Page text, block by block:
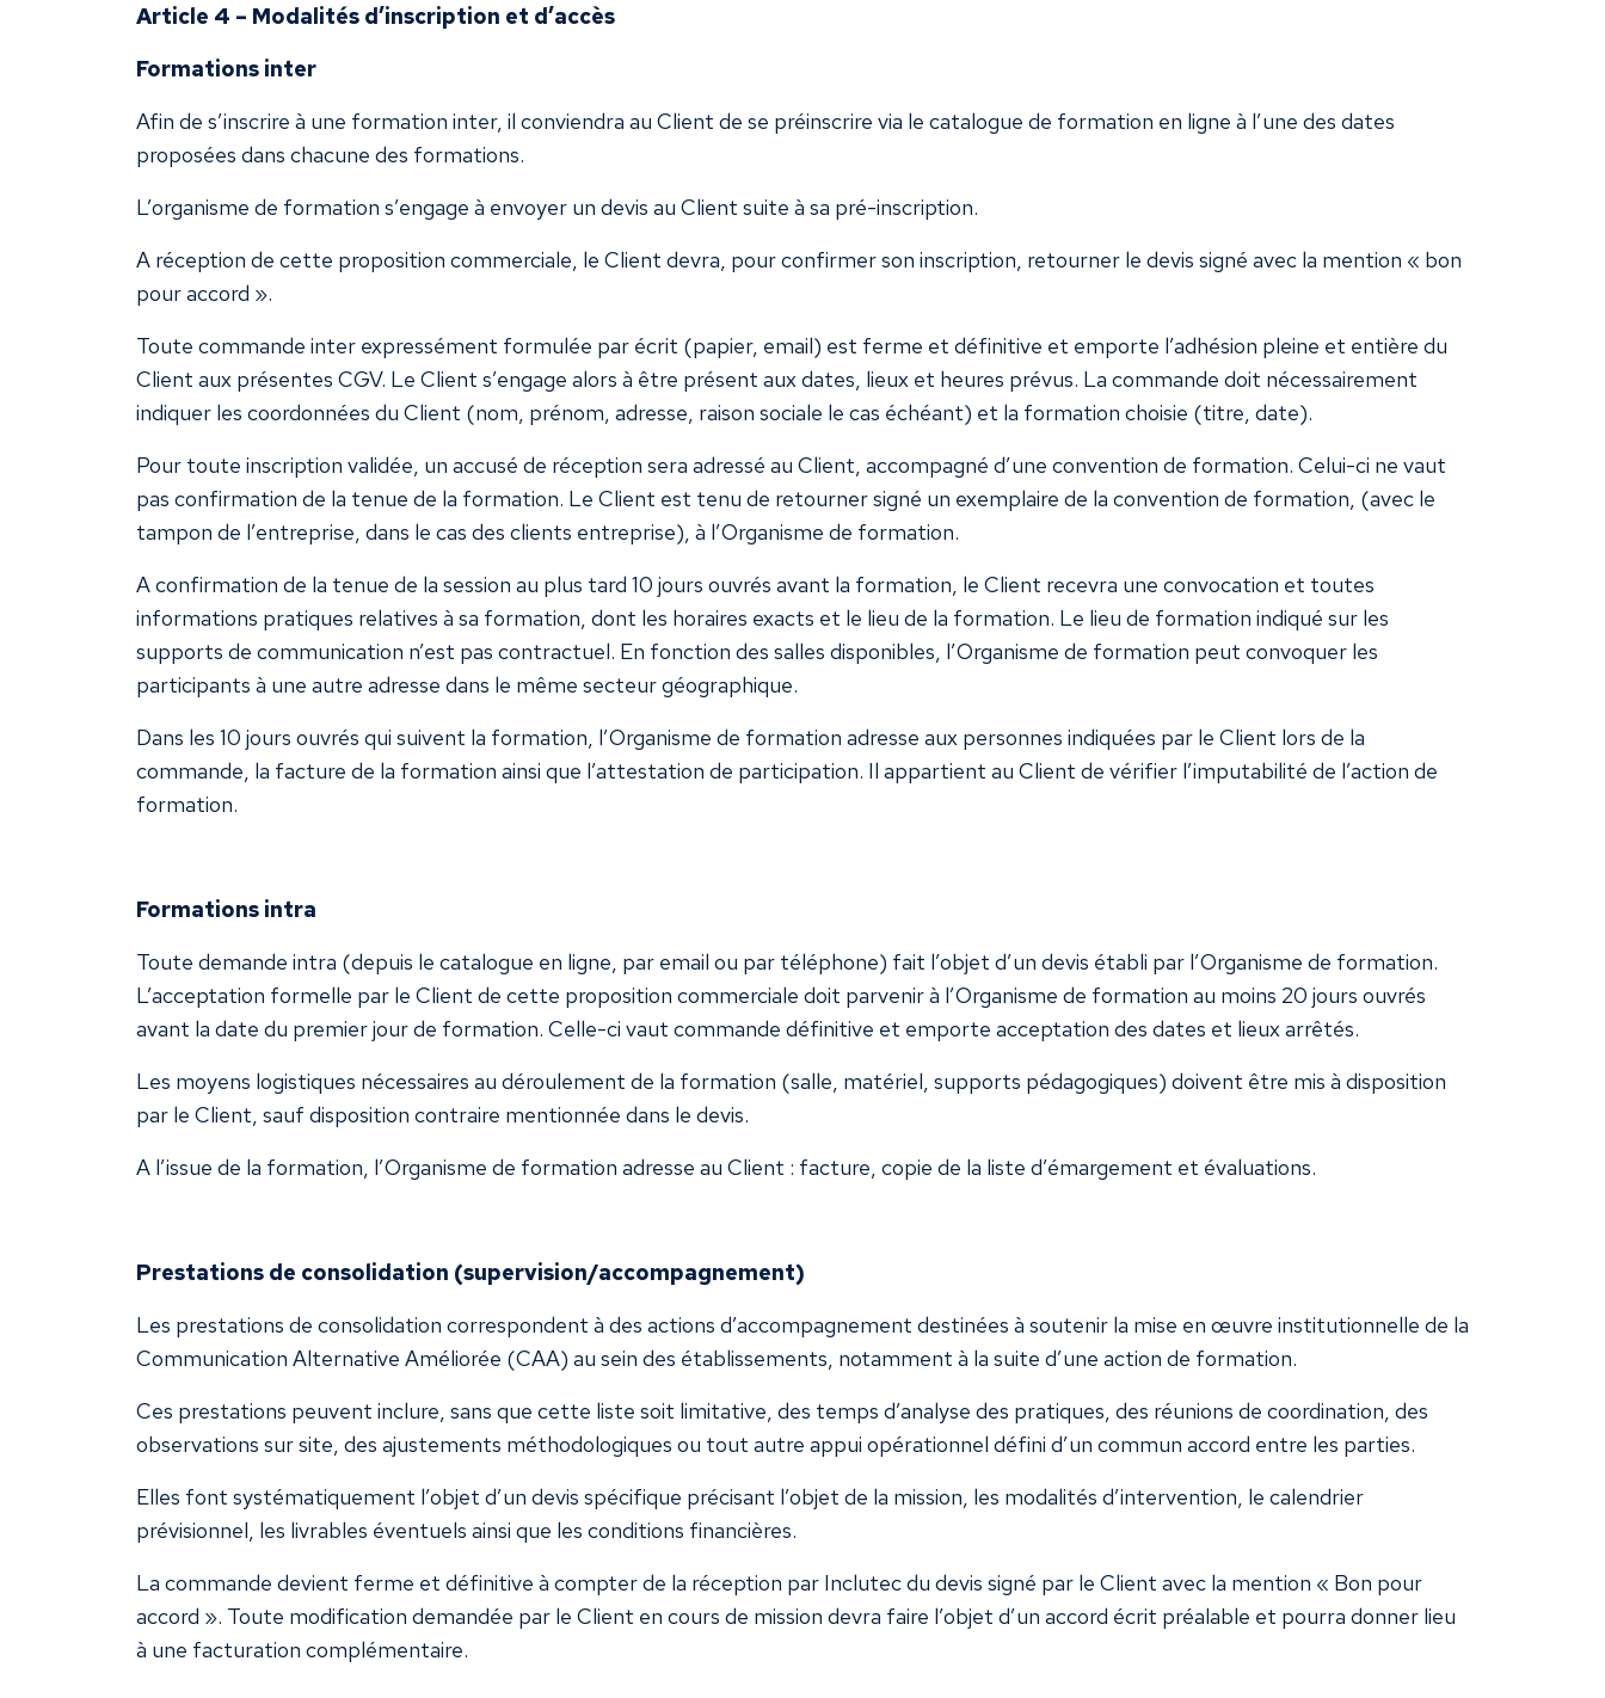
Article 4 – Modalités d’inscription et d’accès
Formations inter
Afin de s’inscrire à une formation inter, il conviendra au Client de se préinscrire via le catalogue de formation en ligne à l’une des dates
proposées dans chacune des formations.
L’organisme de formation s’engage à envoyer un devis au Client suite à sa pré-inscription.
A réception de cette proposition commerciale, le Client devra, pour confirmer son inscription, retourner le devis signé avec la mention « bon
pour accord ».
Toute commande inter expressément formulée par écrit (papier, email) est ferme et définitive et emporte l’adhésion pleine et entière du
Client aux présentes CGV. Le Client s’engage alors à être présent aux dates, lieux et heures prévus. La commande doit nécessairement
indiquer les coordonnées du Client (nom, prénom, adresse, raison sociale le cas échéant) et la formation choisie (titre, date).
Pour toute inscription validée, un accusé de réception sera adressé au Client, accompagné d’une convention de formation. Celui-ci ne vaut
pas confirmation de la tenue de la formation. Le Client est tenu de retourner signé un exemplaire de la convention de formation, (avec le
tampon de l’entreprise, dans le cas des clients entreprise), à l’Organisme de formation.
A confirmation de la tenue de la session au plus tard 10 jours ouvrés avant la formation, le Client recevra une convocation et toutes
informations pratiques relatives à sa formation, dont les horaires exacts et le lieu de la formation. Le lieu de formation indiqué sur les
supports de communication n’est pas contractuel. En fonction des salles disponibles, l’Organisme de formation peut convoquer les
participants à une autre adresse dans le même secteur géographique.
Dans les 10 jours ouvrés qui suivent la formation, l’Organisme de formation adresse aux personnes indiquées par le Client lors de la
commande, la facture de la formation ainsi que l’attestation de participation. Il appartient au Client de vérifier l’imputabilité de l’action de
formation.
Formations intra
Toute demande intra (depuis le catalogue en ligne, par email ou par téléphone) fait l’objet d’un devis établi par l’Organisme de formation.
L’acceptation formelle par le Client de cette proposition commerciale doit parvenir à l’Organisme de formation au moins 20 jours ouvrés
avant la date du premier jour de formation. Celle-ci vaut commande définitive et emporte acceptation des dates et lieux arrêtés.
Les moyens logistiques nécessaires au déroulement de la formation (salle, matériel, supports pédagogiques) doivent être mis à disposition
par le Client, sauf disposition contraire mentionnée dans le devis.
A l’issue de la formation, l’Organisme de formation adresse au Client : facture, copie de la liste d’émargement et évaluations.
Prestations de consolidation (supervision/accompagnement)
Les prestations de consolidation correspondent à des actions d’accompagnement destinées à soutenir la mise en œuvre institutionnelle de la
Communication Alternative Améliorée (CAA) au sein des établissements, notamment à la suite d’une action de formation.
Ces prestations peuvent inclure, sans que cette liste soit limitative, des temps d’analyse des pratiques, des réunions de coordination, des
observations sur site, des ajustements méthodologiques ou tout autre appui opérationnel défini d’un commun accord entre les parties.
Elles font systématiquement l’objet d’un devis spécifique précisant l’objet de la mission, les modalités d’intervention, le calendrier
prévisionnel, les livrables éventuels ainsi que les conditions financières.
La commande devient ferme et définitive à compter de la réception par Inclutec du devis signé par le Client avec la mention « Bon pour
accord ». Toute modification demandée par le Client en cours de mission devra faire l’objet d’un accord écrit préalable et pourra donner lieu
à une facturation complémentaire.